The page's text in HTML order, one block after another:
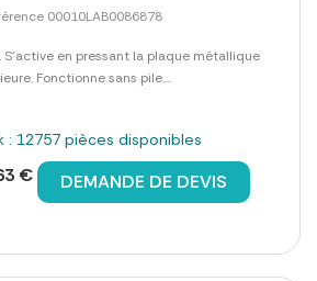
00010LAB0086878
S'active en pressant la plaque métallique
Fonctionne sans pile....
: 12757 pièces disponibles
€ DEMANDE DE DEVIS